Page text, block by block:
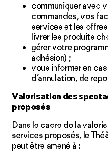
communiquer avec
commandes, vos
services et les
livrer les produits
gérer votre
adhésion) ;
vous informer en
d’annulation, de
Valorisation des
proposés
Dans le cadre de la
services proposés, le
peut être amené à :